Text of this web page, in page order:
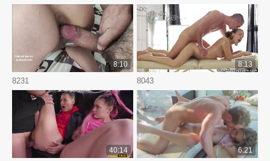
8231
8:10
8043
8:13
40:14 6:21